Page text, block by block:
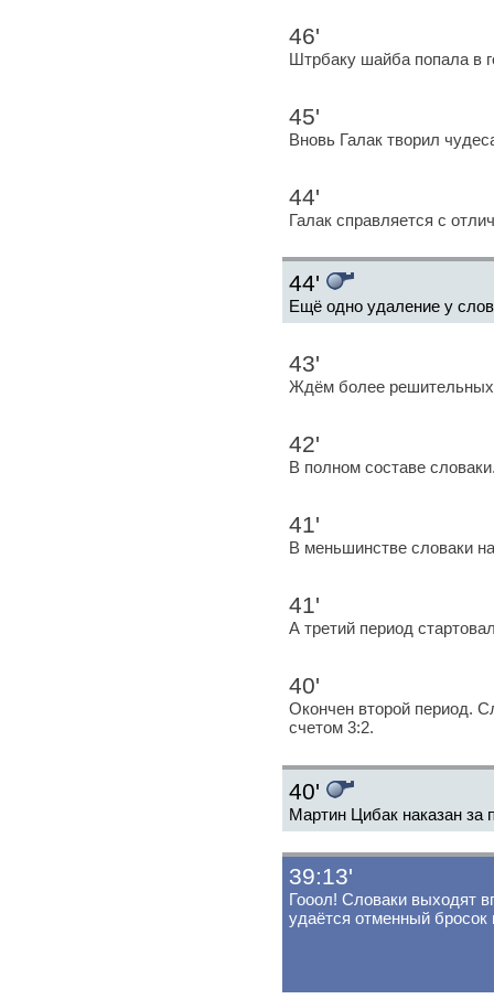
46'
Штрбаку шайба попала в
45'
Вновь Галак творил
44'
Галак справляется с
44'
Ещё одно удаление у
43'
Ждём более
42'
В полном составе
41'
В меньшинстве словаки
41'
А третий период
40'
Окончен второй период.
счетом 3:2.
40'
Мартин Цибак наказан за
39:13'
Гооол! Словаки выходят
удаётся отменный бросок